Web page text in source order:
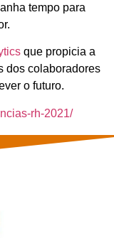
tempo para
que propicia a
dos colaboradores
o futuro.
rh-2021/